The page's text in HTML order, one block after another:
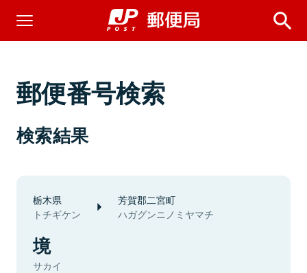
郵便番号検索
検索結果
栃木県
トチギケン
芳賀郡二宮町
ハガグンニノミヤマチ
境
サカイ